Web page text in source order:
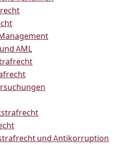
AML
und Antikorruption